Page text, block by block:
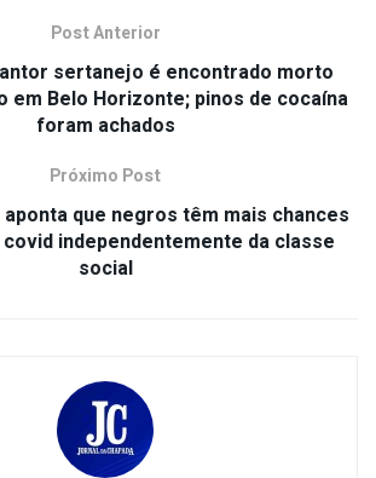
Post Anterior
sertanejo é encontrado morto
em Belo Horizonte; pinos de cocaína
foram achados
Próximo Post
que negros têm mais chances
independentemente da classe
social